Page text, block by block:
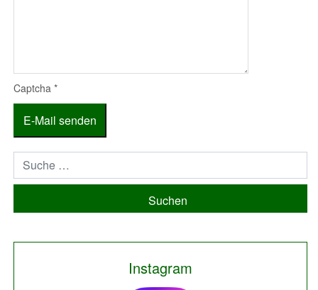
Captcha *
E-Mail senden
Suchen
Instagram